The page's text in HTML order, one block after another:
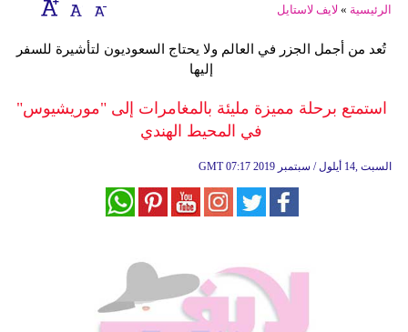
ديكور
سياحة
الرئيسية » لايف لاستايل
تُعد من أجمل الجزر في العالم ولا يحتاج السعوديون لتأشيرة للسفر
إليها
استمتع برحلة مميزة مليئة بالمغامرات إلى "موريشيوس"
في المحيط الهندي
GMT 07:17 2019 السبت ,14 أيلول / سبتمبر